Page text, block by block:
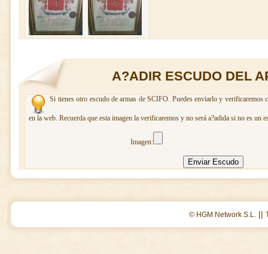
A?ADIR ESCUDO DEL
Si tienes otro escudo de armas de SCIFO. Puedes enviarlo y verificaremos
en la web. Recuerda que esta imagen la verificaremos y no será a?adida si no es un
Imagen:
© HGM Network S.L. ||